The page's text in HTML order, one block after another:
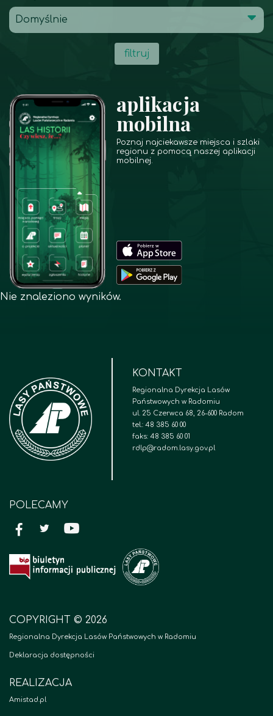
Nie znaleziono wyników.
filtruj
aplikacja
mobilna
Poznaj najciekawsze miejsca i szlaki
regionu z pomocą naszej aplikacji
mobilnej.
KONTAKT
Regionalna Dyrekcja Lasów
Państwowych w Radomiu
ul. 25 Czerwca 68, 26-600 Radom
tel.: 48 385 60 00
faks: 48 385 60 01
rdlp@radom.lasy.gov.pl
POLECAMY
COPYRIGHT © 2026
Regionalna Dyrekcja Lasów Państwowych w Radomiu
Deklaracja dostępności
REALIZACJA
Amistad.pl